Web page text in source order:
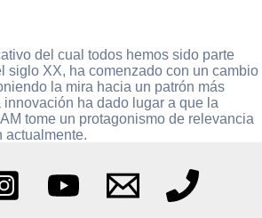
del cual todos hemos sido parte
siglo XX, ha comenzado con un cambio
la mira hacia un patrón más
innovación ha dado lugar a que la
tome un protagonismo de relevancia
actualmente.